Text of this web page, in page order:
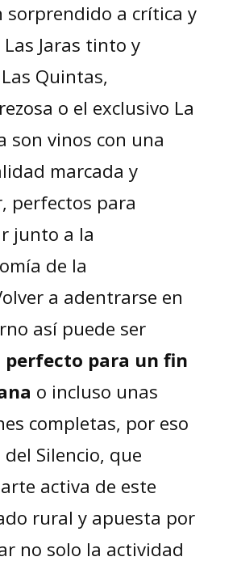
sorprendido a crítica y
Jaras tinto y
Quintas,
o el exclusivo La
son vinos con una
marcada y
perfectos para
junto a la
de la
a adentrarse en
así puede ser
perfecto para un fin
o incluso unas
completas, por eso
del Silencio, que
activa de este
rural y apuesta por
no solo la actividad